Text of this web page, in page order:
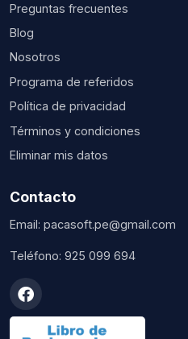
Preguntas frecuentes
Blog
Nosotros
Programa de referidos
Política de privacidad
Términos y condiciones
Eliminar mis datos
Contacto
Email: pacasoft.pe@gmail.com
Teléfono: 925 099 694